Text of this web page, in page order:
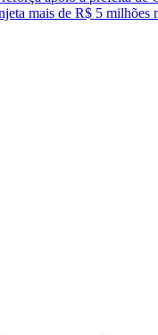
mais de R$ 5 milhões